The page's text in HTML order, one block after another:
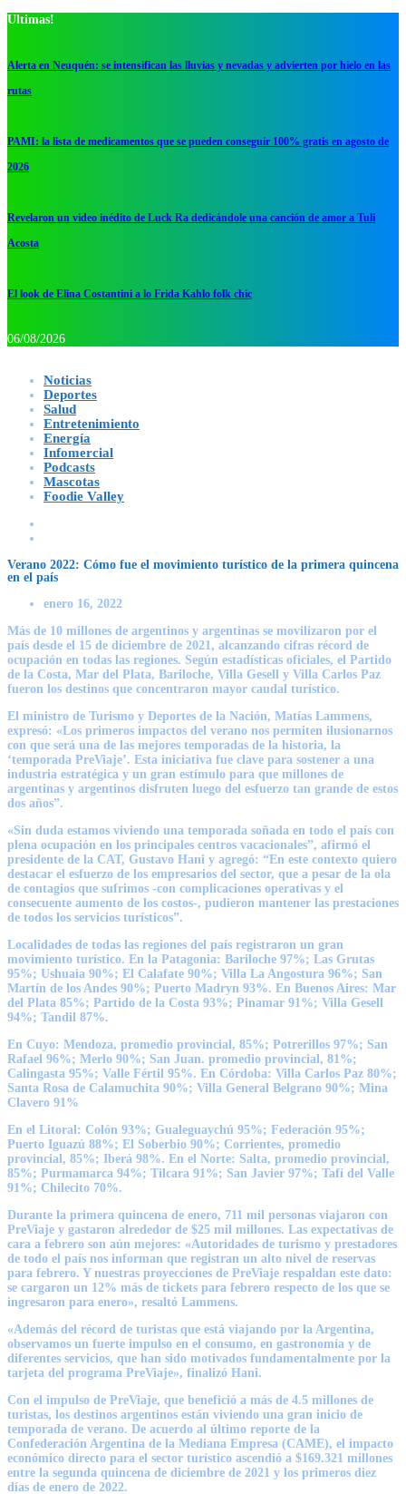
Ultimas!
Alerta en Neuquén: se intensifican las lluvias y nevadas y advierten por hielo en las
rutas
PAMI: la lista de medicamentos que se pueden conseguir 100% gratis en agosto de
2026
Revelaron un video inédito de Luck Ra dedicándole una canción de amor a Tuli
Acosta
El look de Elina Costantini a lo Frida Kahlo folk chic
06/08/2026
Noticias
Deportes
Salud
Entretenimiento
Energía
Infomercial
Podcasts
Mascotas
Foodie Valley
Verano 2022: Cómo fue el movimiento turístico de la primera quincena
en el país
enero 16, 2022
Más de 10 millones de argentinos y argentinas se movilizaron por el
país desde el 15 de diciembre de 2021, alcanzando cifras récord de
ocupación en todas las regiones. Según estadísticas oficiales, el Partido
de la Costa, Mar del Plata, Bariloche, Villa Gesell y Villa Carlos Paz
fueron los destinos que concentraron mayor caudal turístico.
El ministro de Turismo y Deportes de la Nación, Matías Lammens,
expresó: «Los primeros impactos del verano nos permiten ilusionarnos
con que será una de las mejores temporadas de la historia, la
‘temporada PreViaje’. Esta iniciativa fue clave para sostener a una
industria estratégica y un gran estímulo para que millones de
argentinas y argentinos disfruten luego del esfuerzo tan grande de estos
dos años”.
«Sin duda estamos viviendo una temporada soñada en todo el país con
plena ocupación en los principales centros vacacionales”, afirmó el
presidente de la CAT, Gustavo Hani y agregó: “En este contexto quiero
destacar el esfuerzo de los empresarios del sector, que a pesar de la ola
de contagios que sufrimos -con complicaciones operativas y el
consecuente aumento de los costos-, pudieron mantener las prestaciones
de todos los servicios turísticos”.
Localidades de todas las regiones del país registraron un gran
movimiento turístico. En la Patagonia: Bariloche 97%; Las Grutas
95%; Ushuaia 90%; El Calafate 90%; Villa La Angostura 96%; San
Martín de los Andes 90%; Puerto Madryn 93%. En Buenos Aires: Mar
del Plata 85%; Partido de la Costa 93%; Pinamar 91%; Villa Gesell
94%; Tandil 87%.
En Cuyo: Mendoza, promedio provincial, 85%; Potrerillos 97%; San
Rafael 96%; Merlo 90%; San Juan. promedio provincial, 81%;
Calingasta 95%; Valle Fértil 95%. En Córdoba: Villa Carlos Paz 80%;
Santa Rosa de Calamuchita 90%; Villa General Belgrano 90%; Mina
Clavero 91%
En el Litoral: Colón 93%; Gualeguaychú 95%; Federación 95%;
Puerto Iguazú 88%; El Soberbio 90%; Corrientes, promedio
provincial, 85%; Iberá 98%. En el Norte: Salta, promedio provincial,
85%; Purmamarca 94%; Tilcara 91%; San Javier 97%; Tafí del Valle
91%; Chilecito 70%.
Durante la primera quincena de enero, 711 mil personas viajaron con
PreViaje y gastaron alrededor de $25 mil millones. Las expectativas de
cara a febrero son aún mejores: «Autoridades de turismo y prestadores
de todo el país nos informan que registran un alto nivel de reservas
para febrero. Y nuestras proyecciones de PreViaje respaldan este dato:
se cargaron un 12% más de tickets para febrero respecto de los que se
ingresaron para enero», resaltó Lammens.
«Además del récord de turistas que está viajando por la Argentina,
observamos un fuerte impulso en el consumo, en gastronomía y de
diferentes servicios, que han sido motivados fundamentalmente por la
tarjeta del programa PreViaje», finalizó Hani.
Con el impulso de PreViaje, que benefició a más de 4.5 millones de
turistas, los destinos argentinos están viviendo una gran inicio de
temporada de verano. De acuerdo al último reporte de la
Confederación Argentina de la Mediana Empresa (CAME), el impacto
económico directo para el sector turístico ascendió a $169.321 millones
entre la segunda quincena de diciembre de 2021 y los primeros diez
días de enero de 2022.